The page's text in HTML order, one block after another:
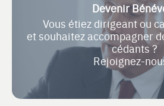
Devenir
Vous étiez dirigeant ou
et souhaitez accompagner
cédants ?
Rejoignez-